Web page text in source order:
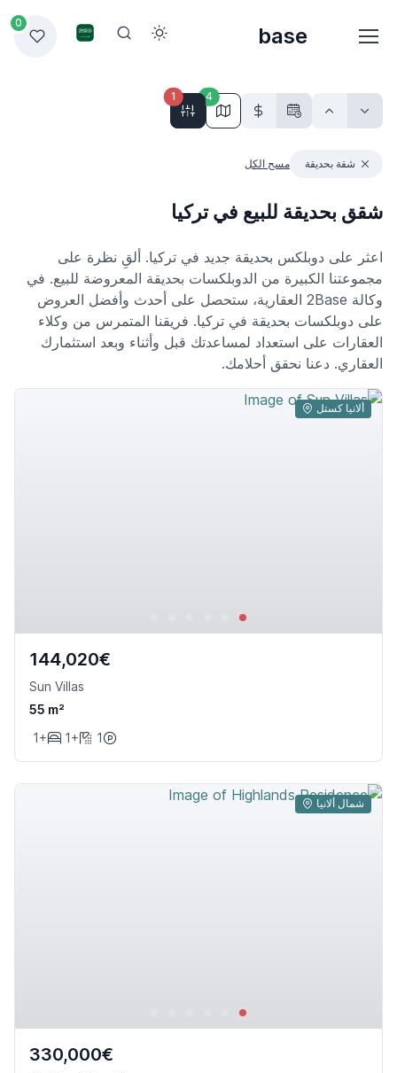
base
0
4
1
شقة بحديقة مسح الكل
شقق بحديقة للبيع في تركيا
اعثر على دوبلكس بحديقة جديد في تركيا. ألقِ نظرة على
مجموعتنا الكبيرة من الدوبلكسات بحديقة المعروضة للبيع. في
وكالة 2Base العقارية، ستحصل على أحدث وأفضل العروض
على دوبلكسات بحديقة في تركيا. فريقنا المتمرس من وكلاء
العقارات على استعداد لمساعدتك قبل وأثناء وبعد استثمارك
العقاري. دعنا نحقق أحلامك.
ألانيا كستل
144,020€
Sun Villas
55 m²
1+
1+ 1
شمال ألانيا
330,000€